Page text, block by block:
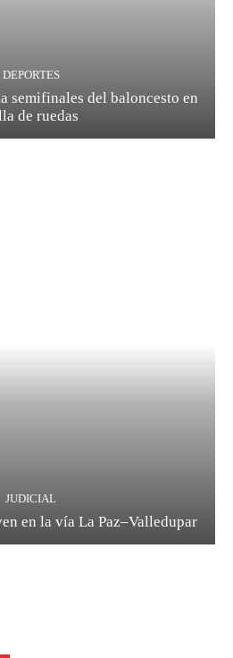
DEPORTES
semifinales del baloncesto en
de ruedas
JUDICIAL
en la vía La Paz–Valledupar